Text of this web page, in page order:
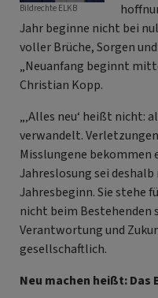
Bildrechte ELKB
Jahr beginne nicht bei
voller Brüche, Sorgen
„Neuanfang beginnt
Christian Kopp.
„‚Alles neu‘ heißt nicht:
verwandelt.
Misslungene bekommen
Jahreslosung sei
Jahresbeginn. Sie stehe
nicht beim Bestehenden
Verantwortung und
gesellschaftlich.
Neu machen heißt: Das